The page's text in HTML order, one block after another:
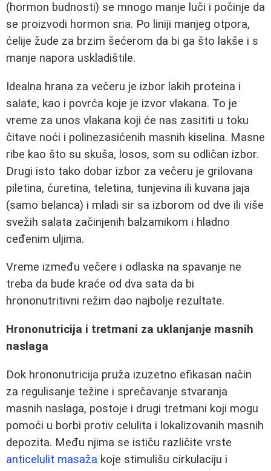
(hormon budnosti) se mnogo manje luči i počinje da
se proizvodi hormon sna. Po liniji manjeg otpora,
ćelije žude za brzim šećerom da bi ga što lakše i s
manje napora uskladištile.
Idealna hrana za večeru je izbor lakih proteina i
salate, kao i povrća koje je izvor vlakana. To je
vreme za unos vlakana koji će nas zasititi u toku
čitave noći i polinezasićenih masnih kiselina. Masne
ribe kao što su skuša, losos, som su odličan izbor.
Drugi isto tako dobar izbor za večeru je grilovana
piletina, ćuretina, teletina, tunjevina ili kuvana jaja
(samo belanca) i mladi sir sa izborom od dve ili više
svežih salata začinjenih balzamikom i hladno
ceđenim uljima.
Vreme između večere i odlaska na spavanje ne
treba da bude kraće od dva sata da bi
hrononutritivni režim dao najbolje rezultate.
Hrononutricija i tretmani za uklanjanje masnih
naslaga
Dok hrononutricija pruža izuzetno efikasan način
za regulisanje težine i sprečavanje stvaranja
masnih naslaga, postoje i drugi tretmani koji mogu
pomoći u borbi protiv celulita i lokalizovanih masnih
depozita. Među njima se ističu različite vrste
anticelulit masaža koje stimulišu cirkulaciju i